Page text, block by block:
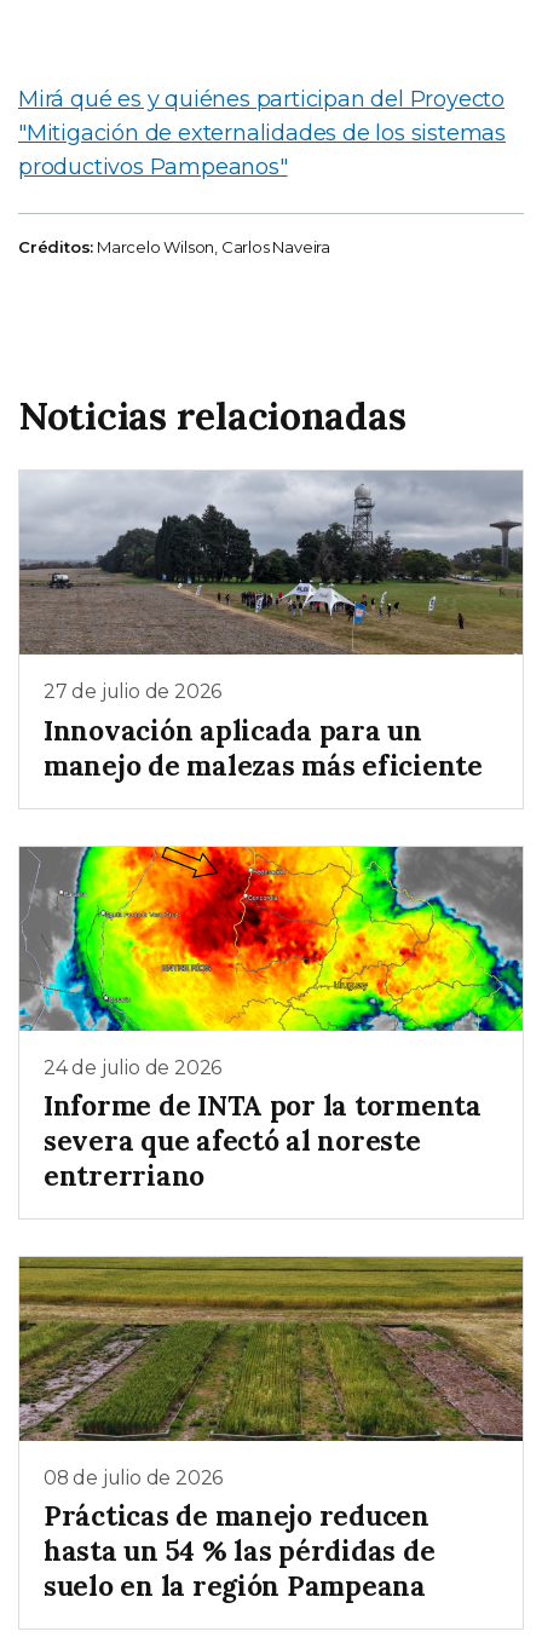
Mirá qué es y quiénes participan del Proyecto
"Mitigación de externalidades de los sistemas
productivos Pampeanos"
Créditos: Marcelo Wilson, Carlos Naveira
Noticias relacionadas
27 de julio de 2026
Innovación aplicada para un
manejo de malezas más eficiente
24 de julio de 2026
Informe de INTA por la tormenta
severa que afectó al noreste
entrerriano
08 de julio de 2026
Prácticas de manejo reducen
hasta un 54 % las pérdidas de
suelo en la región Pampeana